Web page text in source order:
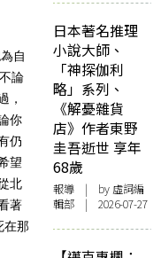
自
論
，
你
仍
望
北
著
在那
日本著名推理
小說大師、
「神探伽利
略」系列、
《解憂雜貨
店》作者東野
圭吾逝世 享年
68歲
報導 | by 虛詞編
輯部 | 2026-07-27